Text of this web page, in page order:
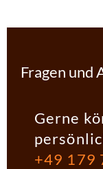
Fragen und
Gerne
+49 179